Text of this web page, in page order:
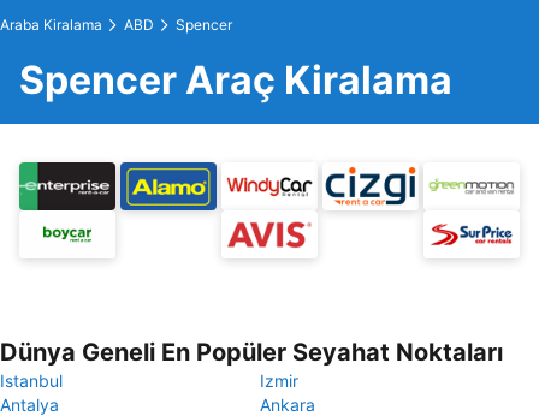
Araba Kiralama ABD Spencer
Spencer Araç Kiralama
Dünya Geneli En Popüler Seyahat Noktaları
Istanbul
Izmir
Antalya
Ankara